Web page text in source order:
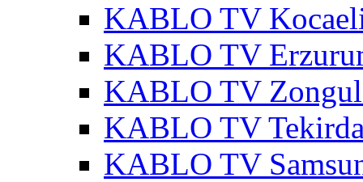
KABLO TV
KABLO TV
KABLO TV
KABLO TV
KABLO TV